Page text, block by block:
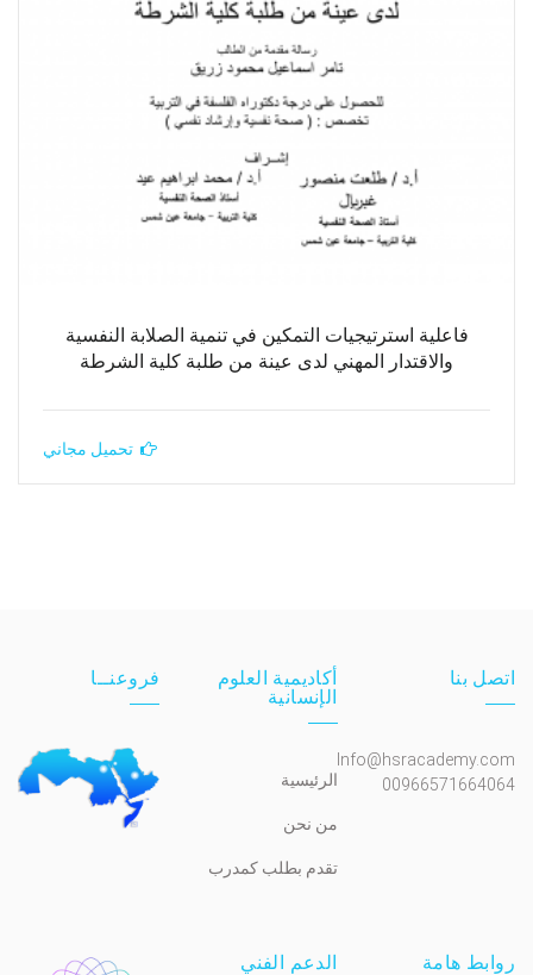
فاعلية استرتيجيات التمكين في تنمية الصلابة النفسية
والاقتدار المهني لدى عينة من طلبة كلية الشرطة
تحميل مجاني
اتصل بنا
Info@hsracademy.com
00966571664064
أكاديمية العلوم
الإنسانية
الرئيسية
من نحن
تقدم بطلب كمدرب
فروعنــا
روابط هامة الدعم الفني